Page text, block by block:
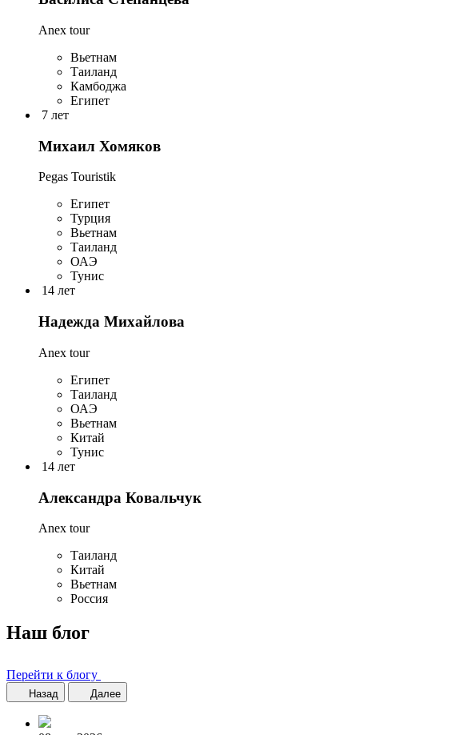
Anex tour
Вьетнам
Таиланд
Камбоджа
Египет
7 лет
Михаил Хомяков
Pegas Touristik
Египет
Турция
Вьетнам
Таиланд
ОАЭ
Тунис
14 лет
Надежда Михайлова
Anex tour
Египет
Таиланд
ОАЭ
Вьетнам
Китай
Тунис
14 лет
Александра Ковальчук
Anex tour
Таиланд
Китай
Вьетнам
Россия
Наш блог
Перейти к блогу
Назад Далее